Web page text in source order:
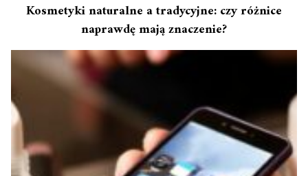
Kosmetyki naturalne a tradycyjne: czy różnice
naprawdę mają znaczenie?